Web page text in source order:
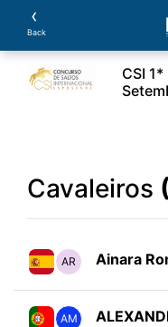
‹
Back
CSI
Cavaleiros
AR Ainara
AM